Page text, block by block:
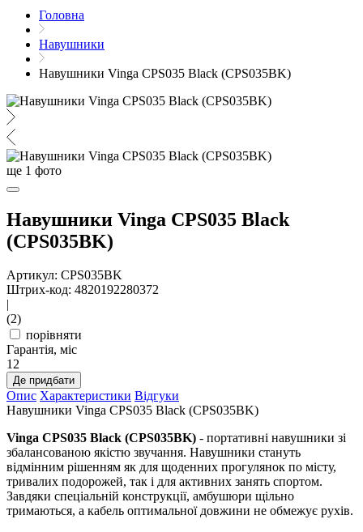
Головна
Навушники
Навушники Vinga CPS035 Black (CPS035BK)
ще 1 фото
Навушники Vinga CPS035 Black
(CPS035BK)
Артикул: CPS035BK
Штрих-код: 4820192280372
|
(2)
порівняти
Гарантія, міс
12
Де придбати
Опис Характеристики Відгуки
Навушники Vinga CPS035 Black (CPS035BK)
Vinga CPS035 Black (CPS035BK) - портативні навушники зі
збалансованою якістю звучання. Навушники стануть
відмінним рішенням як для щоденних прогулянок по місту,
тривалих подорожей, так і для активних занять спортом.
Завдяки спеціальній конструкції, амбушюри щільно
тримаються, а кабель оптимальної довжини не обмежує рухів.